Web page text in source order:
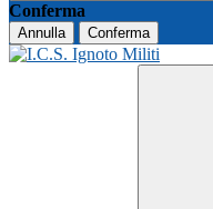
Conferma
Annulla Conferma